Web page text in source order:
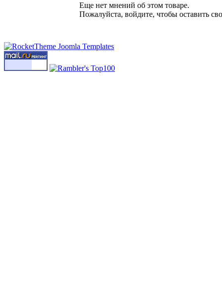
Еще нет мнений об этом товаре.
Пожалуйста, войдите, чтобы оставить